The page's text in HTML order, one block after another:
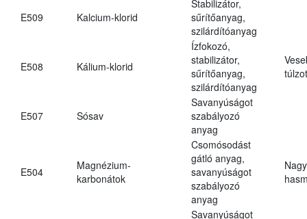
E509 Kalcium-klorid
Stabilizátor,
sűrítőanyag,
szilárdítóanyag
E508 Kálium-klorid
Ízfokozó,
stabilizátor,
sűrítőanyag,
szilárdítóanyag
E507 Sósav
Savanyúságot
szabályozó
anyag
E504
Magnézium-
karbonátok
Csomósodást
gátló anyag,
savanyúságot
szabályozó
anyag
Savanyúságot